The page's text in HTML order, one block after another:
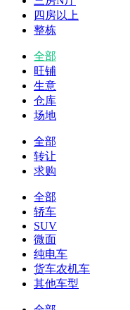
四房以上
整栋
全部
旺铺
生意
仓库
场地
全部
转让
求购
全部
轿车
SUV
微面
纯电车
货车农机车
其他车型